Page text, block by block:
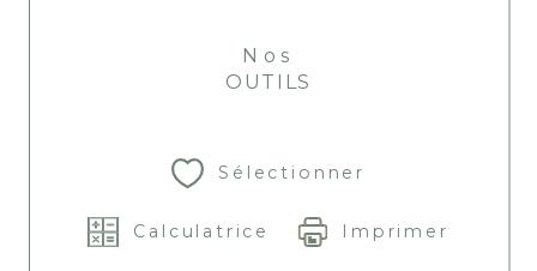
Nos
OUTILS
Sélectionner
Calculatrice Imprimer